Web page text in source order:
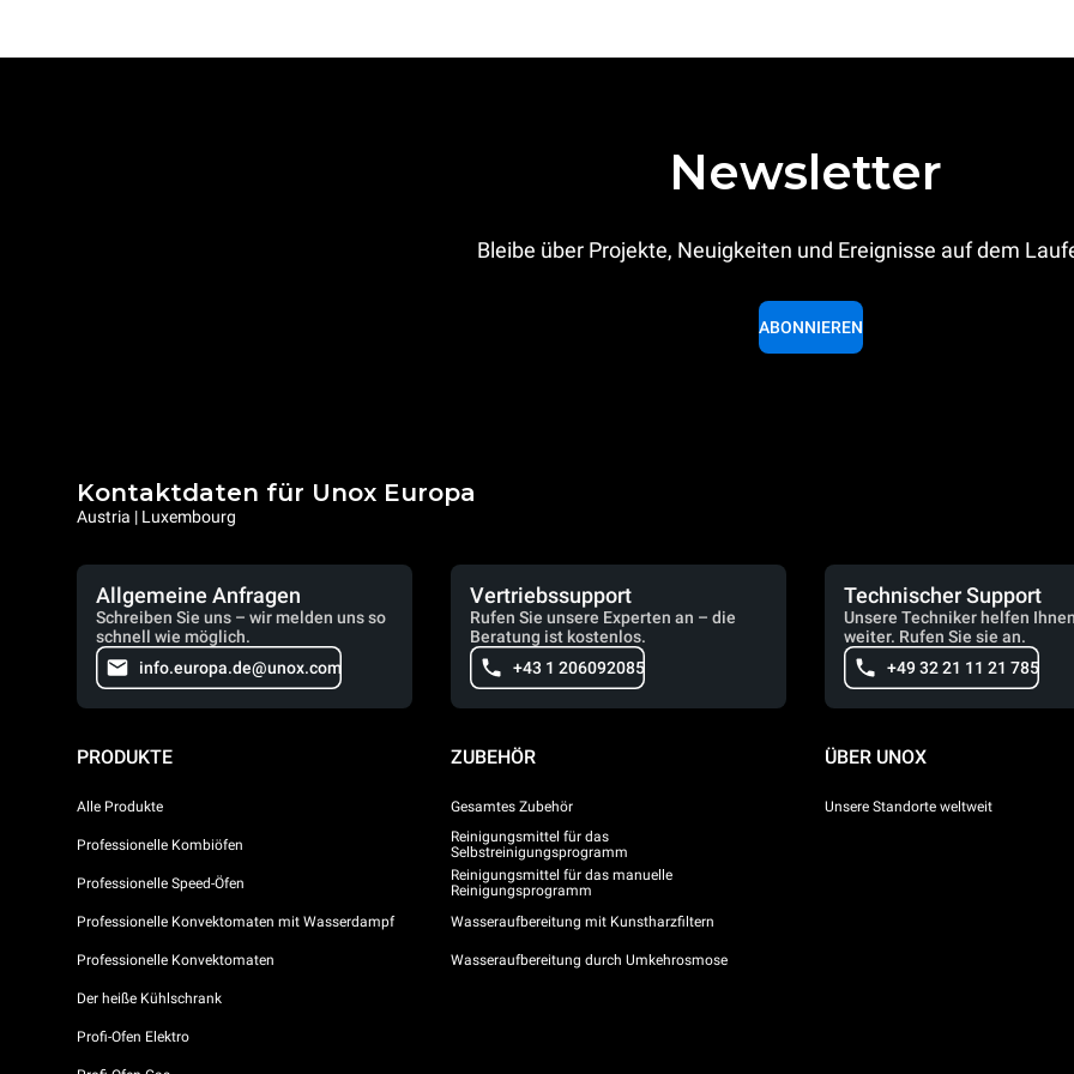
Newsletter
Bleibe über Projekte, Neuigkeiten und Ereignisse auf dem
ABONNIEREN
Kontaktdaten für Unox Europa
Austria | Luxembourg
Allgemeine Anfragen
Schreiben Sie uns – wir melden uns so
schnell wie möglich.
info.europa.de@unox.com
Vertriebssupport
Rufen Sie unsere Experten an – die
Beratung ist kostenlos.
+43 1 206092085
Technischer Support
Unsere Techniker helfen
weiter. Rufen Sie sie an.
+49 32 21 11 21 785
PRODUKTE
Alle Produkte
Professionelle Kombiöfen
Professionelle Speed-Öfen
Professionelle Konvektomaten mit Wasserdampf
Professionelle Konvektomaten
Der heiße Kühlschrank
Profi-Ofen Elektro
ZUBEHÖR
Gesamtes Zubehör
Reinigungsmittel für das
Selbstreinigungsprogramm
Reinigungsmittel für das manuelle
Reinigungsprogramm
Wasseraufbereitung mit Kunstharzfiltern
Wasseraufbereitung durch Umkehrosmose
ÜBER UNOX
Unsere Standorte weltweit